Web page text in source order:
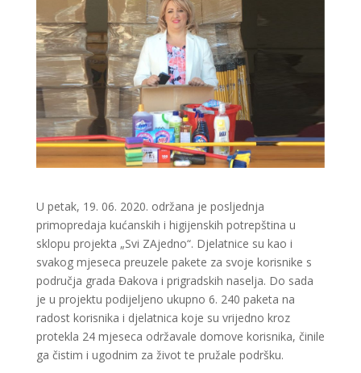
U petak, 19. 06. 2020. održana je posljednja
primopredaja kućanskih i higijenskih potrepština u
sklopu projekta „Svi ZAjedno“. Djelatnice su kao i
svakog mjeseca preuzele pakete za svoje korisnike s
područja grada Đakova i prigradskih naselja. Do sada
je u projektu podijeljeno ukupno 6. 240 paketa na
radost korisnika i djelatnica koje su vrijedno kroz
protekla 24 mjeseca održavale domove korisnika, činile
ga čistim i ugodnim za život te pružale podršku.